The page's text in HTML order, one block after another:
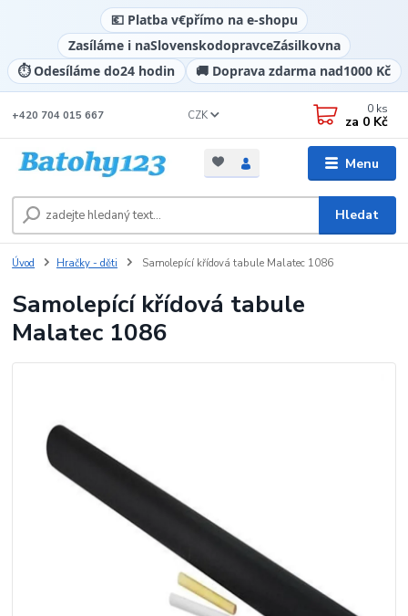
💶 Platba v€přímo na e-shopu
Zasíláme i naSlovenskodopravceZásilkovna
⏱️ Odesíláme do24 hodin 🚚 Doprava zdarma nad1000 Kč
Menu
CZK
Hledat
+420 704 015 667 0 ks
za 0 Kč
Úvod Hračky - děti Samolepící křídová tabule Malatec 1086
Samolepící křídová tabule
Malatec 1086